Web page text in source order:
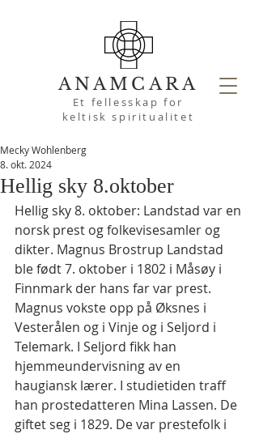
ANAMCARA
Et fellesskap for
keltisk spiritualitet
Hellig sky 8.oktober
Mecky Wohlenberg
8. okt. 2024
Hellig sky 8. oktober: Landstad var en
norsk prest og folkevisesamler og
dikter. Magnus Brostrup Landstad
ble født 7. oktober i 1802 i Måsøy i
Finnmark der hans far var prest.
Magnus vokste opp på Øksnes i
Vesterålen og i Vinje og i Seljord i
Telemark. I Seljord fikk han
hjemmeundervisning av en
haugiansk lærer. I studietiden traff
han prostedatteren Mina Lassen. De
giftet seg i 1829. De var prestefolk i